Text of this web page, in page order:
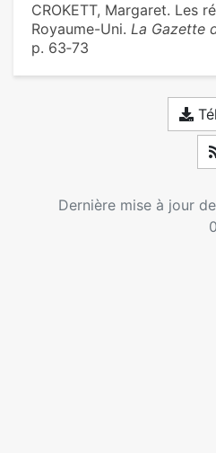
CROKETT, Margaret. Les
Royaume-Uni. La Gazette
p. 63‑73
Dernière mise à jour